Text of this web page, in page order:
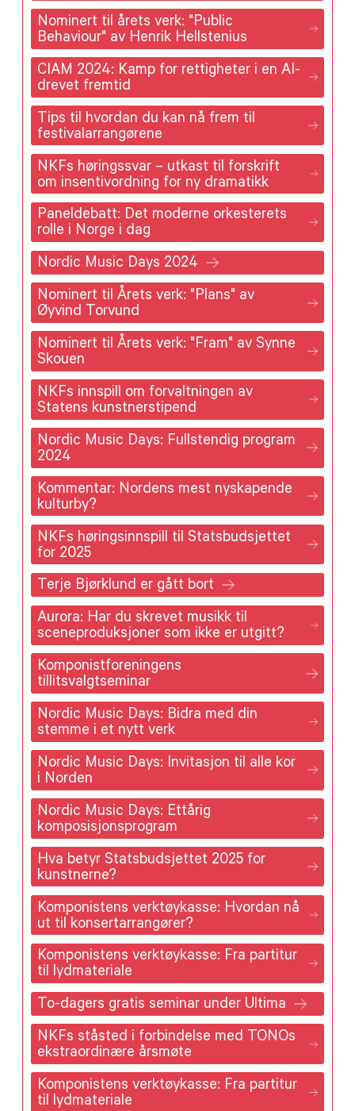
Nominert til årets verk: "Public
Behaviour" av Henrik Hellstenius
CIAM 2024: Kamp for rettigheter i en AI-
drevet fremtid
Tips til hvordan du kan nå frem til
festivalarrangørene
NKFs høringssvar – utkast til forskrift
om insentivordning for ny dramatikk
Paneldebatt: Det moderne orkesterets
rolle i Norge i dag
Nordic Music Days 2024
Nominert til Årets verk: "Plans" av
Øyvind Torvund
Nominert til Årets verk: "Fram" av Synne
Skouen
NKFs innspill om forvaltningen av
Statens kunstnerstipend
Nordic Music Days: Fullstendig program
2024
Kommentar: Nordens mest nyskapende
kulturby?
NKFs høringsinnspill til Statsbudsjettet
for 2025
Terje Bjørklund er gått bort
Aurora: Har du skrevet musikk til
sceneproduksjoner som ikke er utgitt?
Komponistforeningens
tillitsvalgtseminar
Nordic Music Days: Bidra med din
stemme i et nytt verk
Nordic Music Days: Invitasjon til alle kor
i Norden
Nordic Music Days: Ettårig
komposisjonsprogram
Hva betyr Statsbudsjettet 2025 for
kunstnerne?
Komponistens verktøykasse: Hvordan nå
ut til konsertarrangører?
Komponistens verktøykasse: Fra partitur
til lydmateriale
To-dagers gratis seminar under Ultima
NKFs ståsted i forbindelse med TONOs
ekstraordinære årsmøte
Komponistens verktøykasse: Fra partitur
til lydmateriale